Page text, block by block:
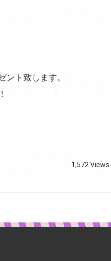
ト致します。
1,572 Views